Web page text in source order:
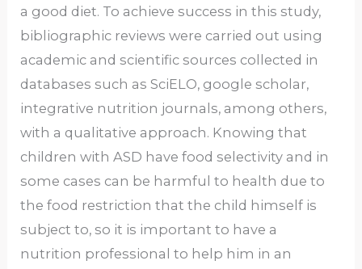
a good diet. To achieve success in this study,
bibliographic reviews were carried out using
academic and scientific sources collected in
databases such as SciELO, google scholar,
integrative nutrition journals, among others,
with a qualitative approach. Knowing that
children with ASD have food selectivity and in
some cases can be harmful to health due to
the food restriction that the child himself is
subject to, so it is important to have a
nutrition professional to help him in an